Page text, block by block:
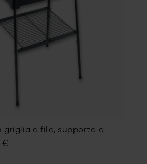
griglia a filo, supporto e
€